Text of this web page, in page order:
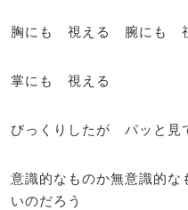
胸にも 視える 腕にも
掌にも 視える
びっくりしたが パッと見
意識的なものか無意識的
いのだろう